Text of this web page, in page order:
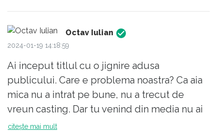
pare rău pentru dumneavoastră că ați fost
nevoită să o trăiți.Octav Iulian
2024-01-19 14:18:59
Ai inceput titlul cu o jignire adusa
publicului. Care e problema noastra? Ca aia
mica nu a intrat pe bune, nu a trecut de
vreun casting. Dar tu venind din media nu ai
contact cu parerea romanului, Tu vezi un
citește mai mult